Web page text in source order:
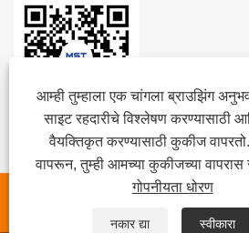
आम्ही तुम्हाला एक चांगला ब्राउझिंग
साइट रहदारीचे विश्लेषण करण्यासाठी
वैयक्तिकृत करण्यासाठी कुकीज
वापरून, तुम्ही आमच्या कुकीजच्या वापरास
गोपनीयता धोरण
नकार द्या स्वीकारा
कॉपीराइट © 2022 टियानजिन माईलस्टोन वाल्व
बॉल वाल्व, चेक वाल्व - सर्व हक्क राखीव.